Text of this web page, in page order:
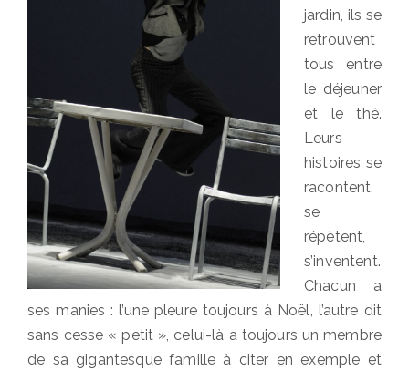
jardin, ils se
retrouvent
tous entre
le déjeuner
et le thé.
Leurs
histoires se
racontent,
se
répètent,
s’inventent.
Chacun a
ses manies : l’une pleure toujours à Noël, l’autre dit
sans cesse « petit », celui-là a toujours un membre
de sa gigantesque famille à citer en exemple et